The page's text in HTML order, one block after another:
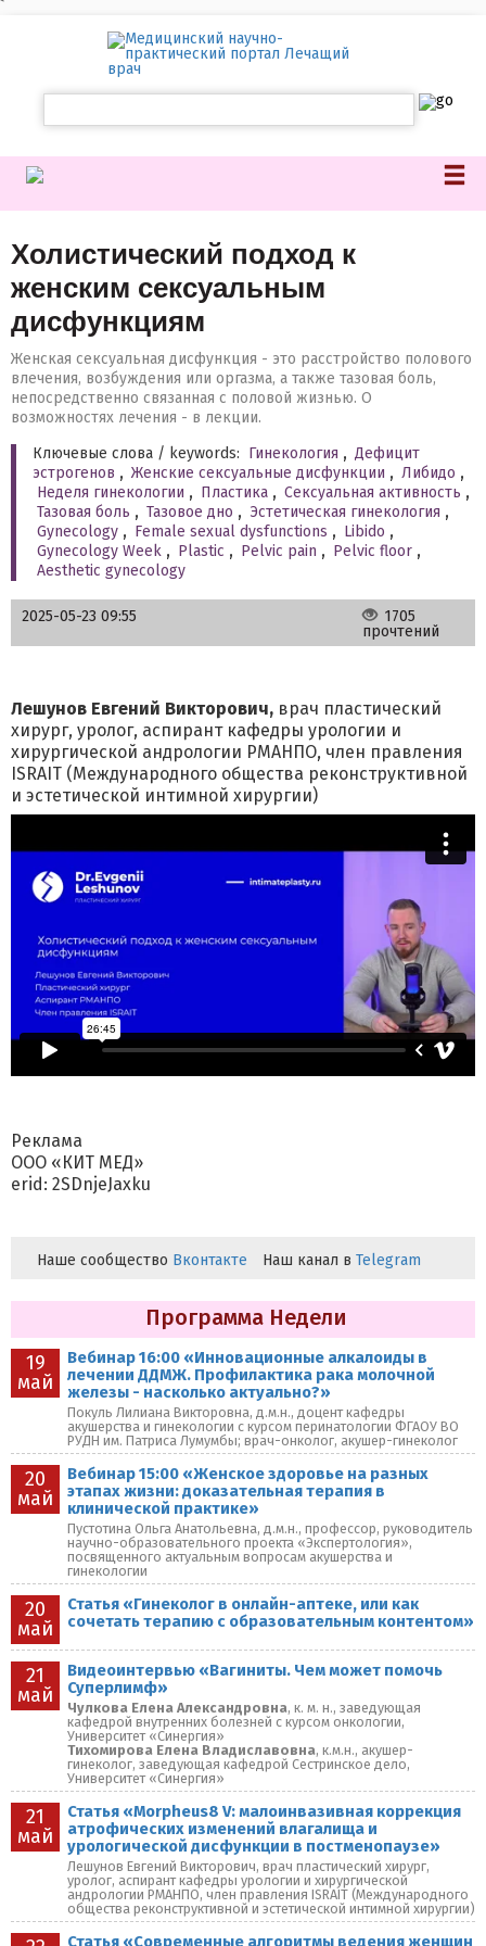
`
Холистический подход к
женским сексуальным
дисфункциям
Женская сексуальная дисфункция - это расстройство полового
влечения, возбуждения или оргазма, а также тазовая боль,
непосредственно связанная с половой жизнью. О
возможностях лечения - в лекции.
Ключевые слова / keywords: Гинекология , Дефицит
эстрогенов , Женские сексуальные дисфункции , Либидо ,
Неделя гинекологии , Пластика , Сексуальная активность ,
Тазовая боль , Тазовое дно , Эстетическая гинекология ,
Gynecology , Female sexual dysfunctions , Libido ,
Gynecology Week , Plastic , Pelvic pain , Pelvic floor ,
Aesthetic gynecology
2025-05-23 09:55
1705
прочтений
Лешунов Евгений Викторович, врач пластический
хирург, уролог, аспирант кафедры урологии и
хирургической андрологии РМАНПО, член правления
ISRAIT (Международного общества реконструктивной
и эстетической интимной хирургии)
Реклама
ООО «КИТ МЕД»
erid: 2SDnjeJaxku
Наше сообщество Вконтакте Наш канал в Telegram
Программа Недели
19
май
Вебинар 16:00 «Инновационные алкалоиды в
лечении ДДМЖ. Профилактика рака молочной
железы - насколько актуально?»
Покуль Лилиана Викторовна, д.м.н., доцент кафедры
акушерства и гинекологии с курсом перинатологии ФГАОУ ВО
РУДН им. Патриса Лумумбы; врач-онколог, акушер-гинеколог
20
май
Вебинар 15:00 «Женское здоровье на разных
этапах жизни: доказательная терапия в
клинической практике»
Пустотина Ольга Анатольевна, д.м.н., профессор, руководитель
научно-образовательного проекта «Экспертология»,
посвященного актуальным вопросам акушерства и
гинекологии
20
май
Статья «Гинеколог в онлайн-аптеке, или как
сочетать терапию с образовательным контентом»
21
май
Видеоинтервью «Вагиниты. Чем может помочь
Суперлимф»
Чулкова Елена Александровна, к. м. н., заведующая
кафедрой внутренних болезней с курсом онкологии,
Университет «Синергия»
Тихомирова Елена Владиславовна, к.м.н., акушер-
гинеколог, заведующая кафедрой Сестринское дело,
Университет «Синергия»
21
май
Статья «Morpheus8 V: малоинвазивная коррекция
атрофических изменений влагалища и
урологической дисфункции в постменопаузе»
Лешунов Евгений Викторович, врач пластический хирург,
уролог, аспирант кафедры урологии и хирургической
андрологии РМАНПО, член правления ISRAIT (Международного
общества реконструктивной и эстетической интимной хирургии)
Статья «Современные алгоритмы ведения женщин